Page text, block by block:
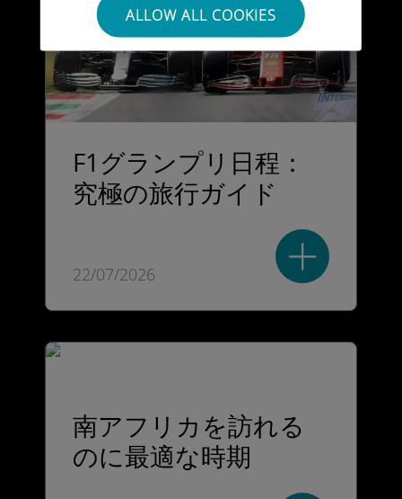
ALLOW ALL COOKIES
F1グランプリ日程：
究極の旅行ガイド
22/07/2026
南アフリカを訪れる
のに最適な時期